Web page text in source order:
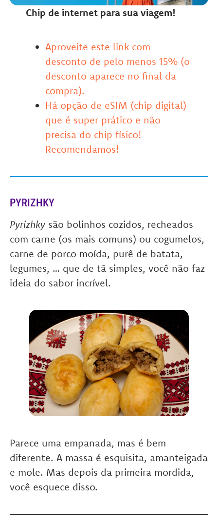
Chip de internet para sua viagem!
Aproveite este link com
desconto de pelo menos 15% (o
desconto aparece no final da
compra).
Há opção de eSIM (chip digital)
que é super prático e não
precisa do chip físico!
Recomendamos!
PYRIZHKY
Pyrizhky são bolinhos cozidos, recheados
com carne (os mais comuns) ou cogumelos,
carne de porco moída, purê de batata,
legumes, … que de tã simples, você não faz
ideia do sabor incrível.
Parece uma empanada, mas é bem
diferente. A massa é esquisita, amanteigada
e mole. Mas depois da primeira mordida,
você esquece disso.